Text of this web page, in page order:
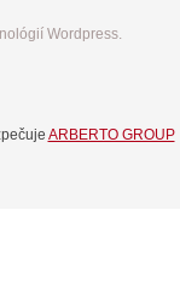
Wordpress.
ARBERTO GROUP